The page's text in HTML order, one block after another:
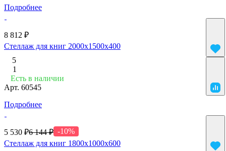
Подробнее
8 812 ₽
Cтеллаж для книг 2000х1500х400
5
1
Есть в наличии
Арт. 60545
Подробнее
5 530 ₽6 144 ₽ -10%
Cтеллаж для книг 1800х1000х600